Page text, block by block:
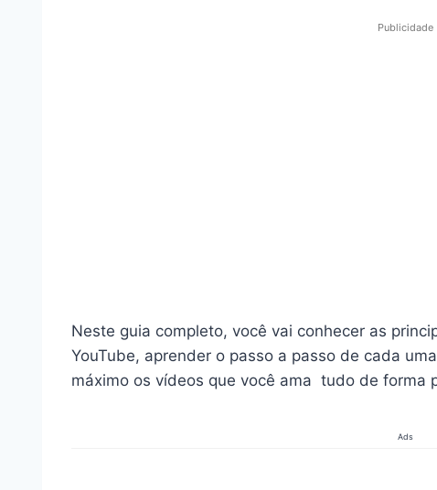
Publicidade
Neste guia completo, você vai conhecer as
YouTube, aprender o passo a passo de cada
máximo os vídeos que você ama tudo de forma
Ads